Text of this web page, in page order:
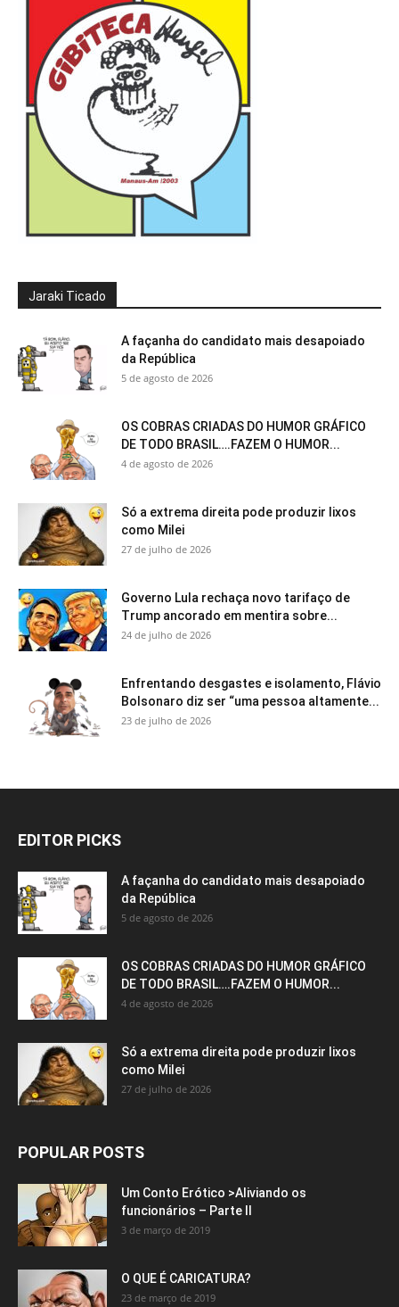
Jaraki Ticado
A façanha do candidato mais desapoiado
da República
5 de agosto de 2026
OS COBRAS CRIADAS DO HUMOR GRÁFICO
DE TODO BRASIL….FAZEM O HUMOR...
4 de agosto de 2026
Só a extrema direita pode produzir lixos
como Milei
27 de julho de 2026
Governo Lula rechaça novo tarifaço de
Trump ancorado em mentira sobre...
24 de julho de 2026
Enfrentando desgastes e isolamento, Flávio
Bolsonaro diz ser “uma pessoa altamente...
23 de julho de 2026
EDITOR PICKS
A façanha do candidato mais desapoiado
da República
5 de agosto de 2026
OS COBRAS CRIADAS DO HUMOR GRÁFICO
DE TODO BRASIL….FAZEM O HUMOR...
4 de agosto de 2026
Só a extrema direita pode produzir lixos
como Milei
27 de julho de 2026
POPULAR POSTS
Um Conto Erótico >Aliviando os
funcionários – Parte II
3 de março de 2019
O QUE É CARICATURA?
23 de março de 2019